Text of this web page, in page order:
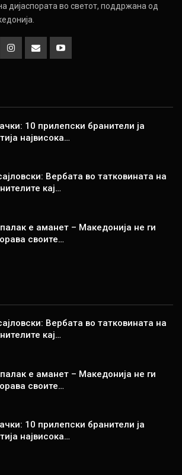
дијаспората во светот, поддржана од
10 прилепски бранители ја
највисока…
Вербата во татковината на
кај…
е аманет – Македонија не ги
своите…
Вербата во татковината на
кај…
е аманет – Македонија не ги
своите…
10 прилепски бранители ја
највисока…